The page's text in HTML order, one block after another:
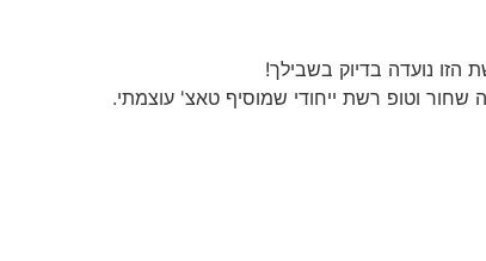
הזו נועדה בדיוק בשבילך!
שחור וטופ רשת ייחודי שמוסיף טאצ' עוצמתי.